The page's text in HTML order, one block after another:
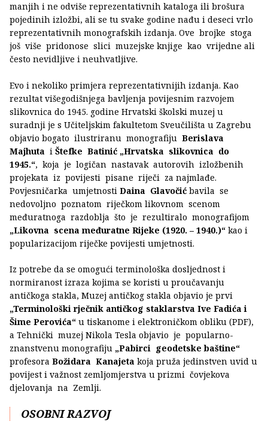
manjih i ne odviše reprezentativnih kataloga ili brošura
pojedinih izložbi, ali se tu svake godine nađu i deseci vrlo
reprezentativnih monografskih izdanja. Ove brojke stoga
još više pridonose slici muzejske knjige kao vrijedne ali
često nevidljive i neuhvatljive.
Evo i nekoliko primjera reprezentativnijih izdanja. Kao
rezultat višegodišnjega bavljenja povijesnim razvojem
slikovnica do 1945. godine Hrvatski školski muzej u
suradnji je s Učiteljskim fakultetom Sveučilišta u Zagrebu
objavio bogato ilustriranu monografiju Berislava
Majhuta i Štefke Batinić „Hrvatska slikovnica do
1945.“, koja je logičan nastavak autorovih izložbenih
projekata iz povijesti pisane riječi za najmlađe.
Povjesničarka umjetnosti Daina Glavočić bavila se
nedovoljno poznatom riječkom likovnom scenom
međuratnoga razdoblja što je rezultiralo monografijom
„Likovna scena međuratne Rijeke (1920. – 1940.)“ kao i
popularizacijom riječke povijesti umjetnosti.
Iz potrebe da se omogući terminološka dosljednost i
normiranost izraza kojima se koristi u proučavanju
antičkoga stakla, Muzej antičkog stakla objavio je prvi
„Terminološki rječnik antičkog staklarstva Ive Fadića i
Šime Perovića“ u tiskanome i elektroničkom obliku (PDF),
a Tehnički muzej Nikola Tesla objavio je popularno-
znanstvenu monografiju „Pabirci geodetske baštine“
profesora Božidara Kanajeta koja pruža jedinstven uvid u
povijest i važnost zemljomjerstva u prizmi čovjekova
djelovanja na Zemlji.
OSOBNI RAZVOJ